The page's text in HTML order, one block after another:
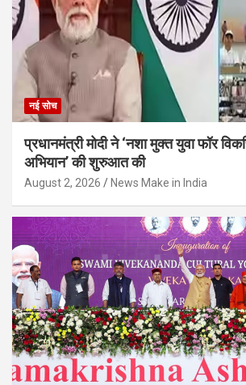
नई सोच
प्रधानमंत्री मोदी ने ‘नशा मुक्त युवा फॉर
अभियान’ की शुरुआत की
August 2, 2026 News Make in India